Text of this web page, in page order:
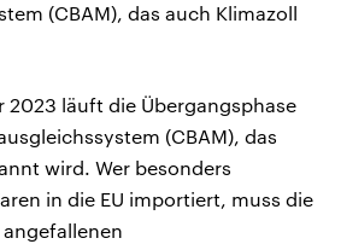
(CBAM), das auch Klimazoll
2023 läuft die Übergangsphase
(CBAM), das
wird. Wer besonders
in die EU importiert, muss die